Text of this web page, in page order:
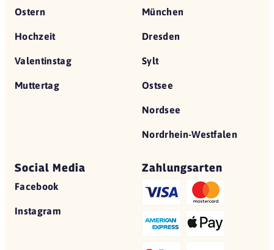
Ostern
Hochzeit
Valentinstag
Muttertag
München
Dresden
Sylt
Ostsee
Nordsee
Nordrhein-Westfalen
Social Media
Facebook
Instagram
Zahlungsarten